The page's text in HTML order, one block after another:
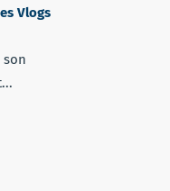
Vlogs
son